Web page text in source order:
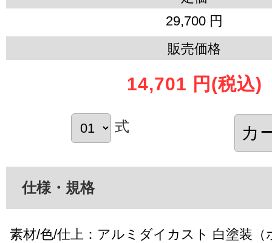
29,700 円
販売価格
14,701 円 (税込)
式
仕様・規格
素材/色/仕上：アルミダイカスト 白塗装（